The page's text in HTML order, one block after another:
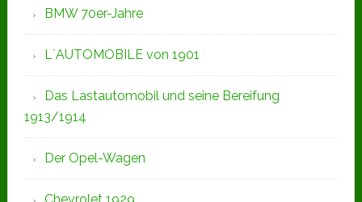
BMW 70er-Jahre
L`AUTOMOBILE von 1901
Das Lastautomobil und seine Bereifung
1913/1914
Der Opel-Wagen